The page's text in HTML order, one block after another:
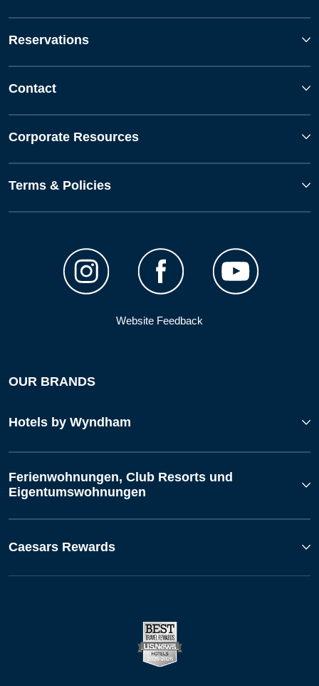
Reservations
Contact
Corporate Resources
Terms & Policies
Website Feedback
OUR BRANDS
Hotels by Wyndham
Ferienwohnungen, Club Resorts und
Eigentumswohnungen
Caesars Rewards